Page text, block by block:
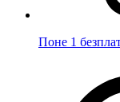
Поне 1